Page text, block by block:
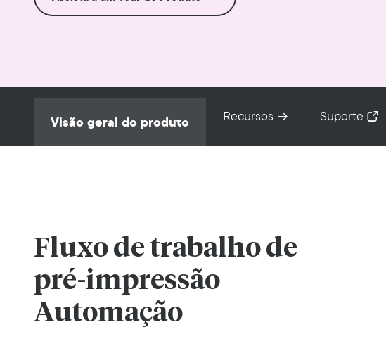
Visão geral do produto Recursos Suporte
Fluxo de trabalho de
pré-impressão
Automação